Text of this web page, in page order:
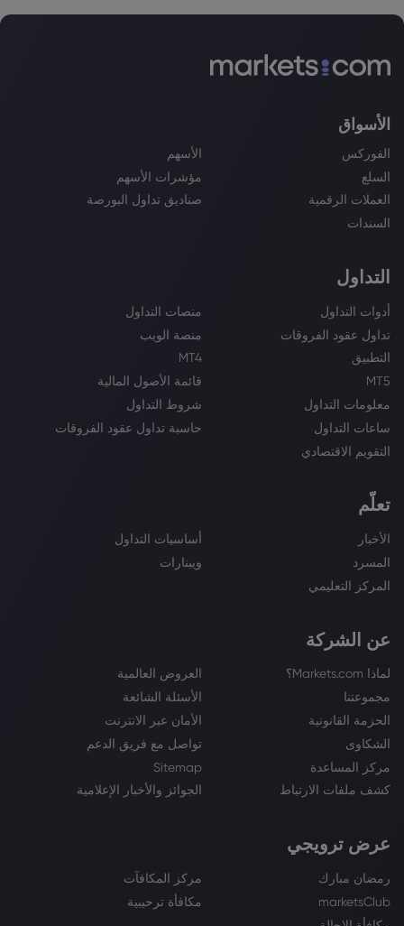
الأسواق
الفوركس
الأسهم
السلع
مؤشرات الأسهم
العملات الرقمية
صناديق تداول البورصة
السندات
التداول
أدوات التداول
منصات التداول
تداول عقود الفروقات
منصة الويب
التطبيق
MT4
MT5
قائمة الأصول المالية
معلومات التداول
شروط التداول
ساعات التداول
حاسبة تداول عقود الفروقات
التقويم الاقتصادي
تعلّم
الأخبار
أساسيات التداول
المسرد
ويبنارات
المركز التعليمي
عن الشركة
لماذا Markets.com؟
العروض العالمية
مجموعتنا
الأسئلة الشائعة
الحزمة القانونية
الأمان عبر الانترنت
الشكاوى
تواصل مع فريق الدعم
مركز المساعدة
Sitemap
كشف ملفات الارتباط
الجوائز والأخبار الإعلامية
عرض ترويجي
رمضان مبارك
مركز المكافآت
marketsClub
مكافأة ترحيبية